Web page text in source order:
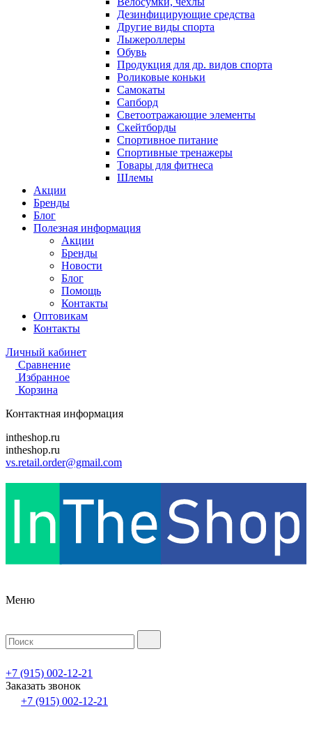
Дезинфицирующие средства
Другие виды спорта
Лыжероллеры
Обувь
Продукция для др. видов спорта
Роликовые коньки
Самокаты
Сапборд
Светоотражающие элементы
Скейтборды
Спортивное питание
Спортивные тренажеры
Товары для фитнеса
Шлемы
Акции
Бренды
Блог
Полезная информация
Акции
Бренды
Новости
Блог
Помощь
Контакты
Оптовикам
Контакты
Личный кабинет
Сравнение
Избранное
Корзина
Контактная информация
intheshop.ru
intheshop.ru
vs.retail.order@gmail.com
Меню
+7 (915) 002-12-21
Заказать звонок
+7 (915) 002-12-21